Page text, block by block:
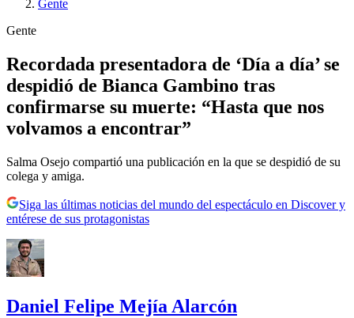
Gente
Gente
Recordada presentadora de ‘Día a día’ se
despidió de Bianca Gambino tras
confirmarse su muerte: “Hasta que nos
volvamos a encontrar”
Salma Osejo compartió una publicación en la que se despidió de su
colega y amiga.
Siga las últimas noticias del mundo del espectáculo en Discover y
entérese de sus protagonistas
Daniel Felipe Mejía Alarcón